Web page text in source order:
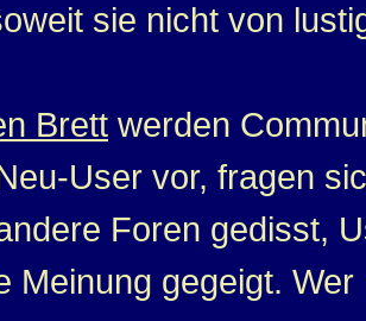
sie nicht von
Brett werden
User vor, fragen
Foren gedisst,
Meinung gegeigt.